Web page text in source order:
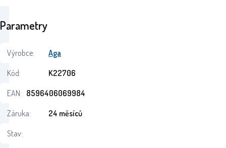
Parametry
Výrobce:
Aga
Kód:
K22706
EAN: 8596406069984
Záruka:
24 měsíců
Stav: